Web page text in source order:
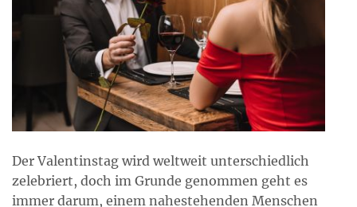
Der Valentinstag wird weltweit unterschiedlich
zelebriert, doch im Grunde genommen geht es
immer darum, einem nahestehenden Menschen